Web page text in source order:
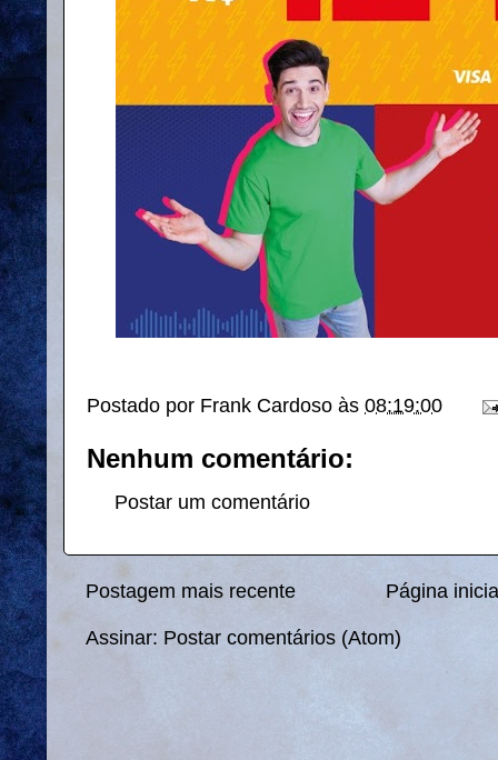
Postado por Frank Cardoso às 08:19:00
Nenhum comentário:
Postar um comentário
Postagem mais recente Página
Assinar: Postar comentários (Atom)